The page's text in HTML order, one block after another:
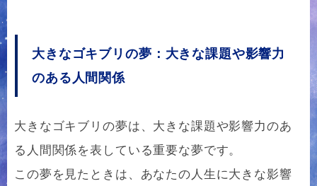
大きなゴキブリの夢：大きな課題や影響力
のある人間関係
大きなゴキブリの夢は、大きな課題や影響力のあ
る人間関係を表している重要な夢です。
この夢を見たときは、あなたの人生に大きな影響